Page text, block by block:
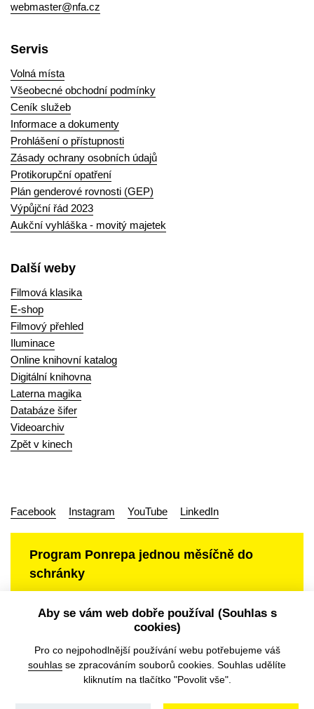
webmaster@nfa.cz
Servis
Volná místa
Všeobecné obchodní podmínky
Ceník služeb
Informace a dokumenty
Prohlášení o přístupnosti
Zásady ochrany osobních údajů
Protikorupční opatření
Plán genderové rovnosti (GEP)
Výpůjční řád 2023
Aukční vyhláška - movitý majetek
Další weby
Filmová klasika
E-shop
Filmový přehled
Iluminace
Online knihovní katalog
Digitální knihovna
Laterna magika
Databáze šifer
Videoarchiv
Zpět v kinech
Facebook Instagram YouTube LinkedIn
Program Ponrepa jednou měsíčně do
schránky
Aby se vám web dobře používal (Souhlas s
cookies)
Pro co nejpohodlnější používání webu potřebujeme váš
souhlas se zpracováním souborů cookies. Souhlas udělíte
kliknutím na tlačítko "Povolit vše".